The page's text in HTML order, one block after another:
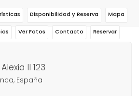
Disponibilidad y Reserva Mapa
Ver Fotos Contacto Reservar
II 123
España